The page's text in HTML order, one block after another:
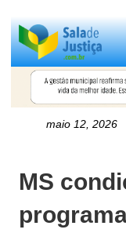
maio 12, 2026
MS